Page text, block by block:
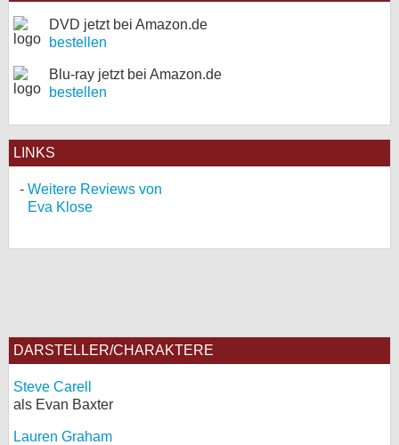
DVD jetzt bei Amazon.de
bestellen
Blu-ray jetzt bei Amazon.de
bestellen
LINKS
Weitere Reviews von
Eva Klose
DARSTELLER/CHARAKTERE
Steve Carell
als Evan Baxter
Lauren Graham